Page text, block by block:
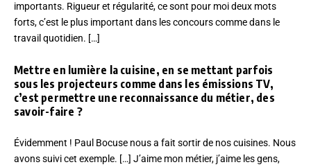
importants. Rigueur et régularité, ce sont pour moi deux mots
forts, c’est le plus important dans les concours comme dans le
travail quotidien. […]
Mettre en lumière la cuisine, en se mettant parfois
sous les projecteurs comme dans les émissions TV,
c’est permettre une reconnaissance du métier, des
savoir-faire ?
Évidemment ! Paul Bocuse nous a fait sortir de nos cuisines. Nous
avons suivi cet exemple. […] J’aime mon métier, j’aime les gens,